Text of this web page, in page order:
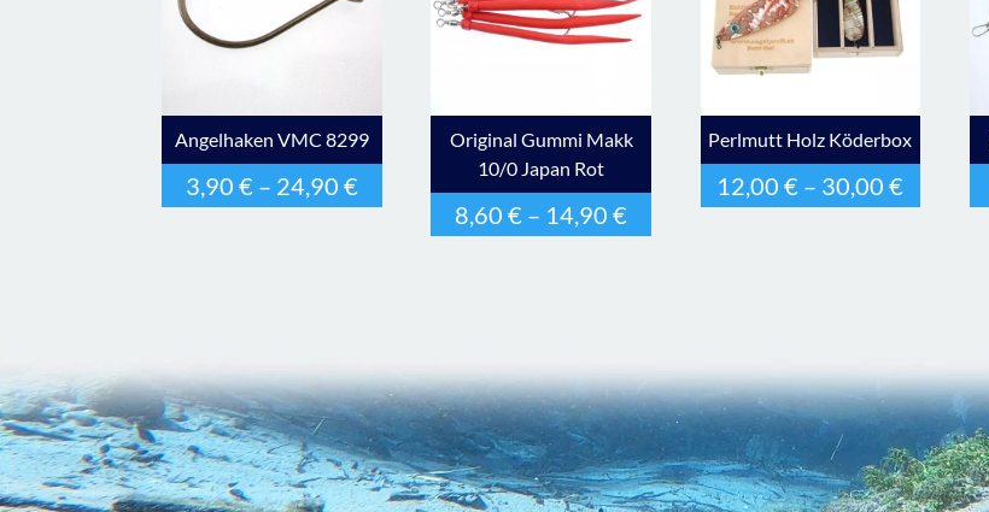
Angelhaken VMC 8299
3,90€ – 24,90€
Original Gummi Makk
10/0 Japan Rot
8,60€ – 14,90€
Perlmutt Holz Köderbox
12,00€ – 30,00€